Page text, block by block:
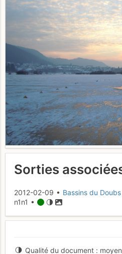
Sorties
2012-02-09 • Bassins du
n1n1 •
Qualité du document moyen